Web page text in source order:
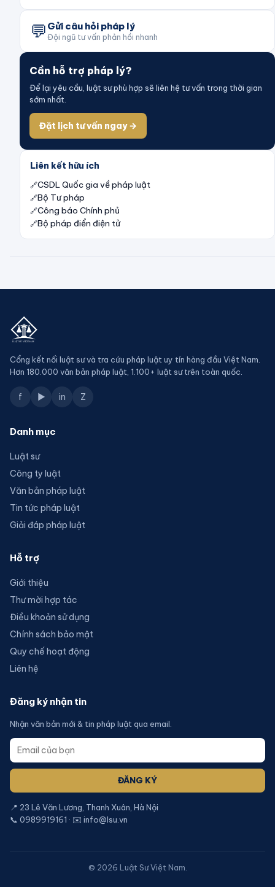
💬 Gửi câu hỏi pháp lý
Đội ngũ tư vấn phản hồi nhanh
Cần hỗ trợ pháp lý?
Để lại yêu cầu, luật sư phù hợp sẽ liên hệ tư vấn trong thời gian
sớm nhất.
Đặt lịch tư vấn ngay →
Liên kết hữu ích
CSDL Quốc gia về pháp luật
Bộ Tư pháp
Công báo Chính phủ
Bộ pháp điển điện tử
Cổng kết nối luật sư và tra cứu pháp luật uy tín hàng đầu Việt Nam.
Hơn 180.000 văn bản pháp luật, 1.100+ luật sư trên toàn quốc.
f ▶ in Z
Danh mục
Luật sư
Công ty luật
Văn bản pháp luật
Tin tức pháp luật
Giải đáp pháp luật
Hỗ trợ
Giới thiệu
Thư mời hợp tác
Điều khoản sử dụng
Chính sách bảo mật
Quy chế hoạt động
Liên hệ
Đăng ký nhận tin
Nhận văn bản mới & tin pháp luật qua email.
ĐĂNG KÝ
📍 23 Lê Văn Lương, Thanh Xuân, Hà Nội
📞 0989919161 · ✉️ info@lsu.vn
© 2026 Luật Sư Việt Nam.